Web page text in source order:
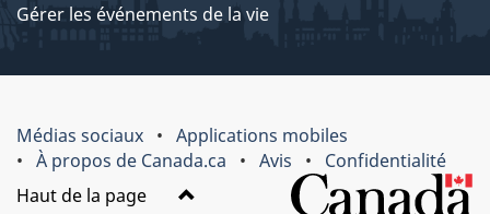
Gérer les événements de la vie
Médias sociaux
Applications mobiles
À propos de Canada.ca
Avis
Confidentialité
Haut de la page